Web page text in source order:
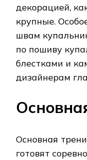
декорацией,
крупные.
швам
по пошиву
блестками и
дизайнерам
Основная
готовят